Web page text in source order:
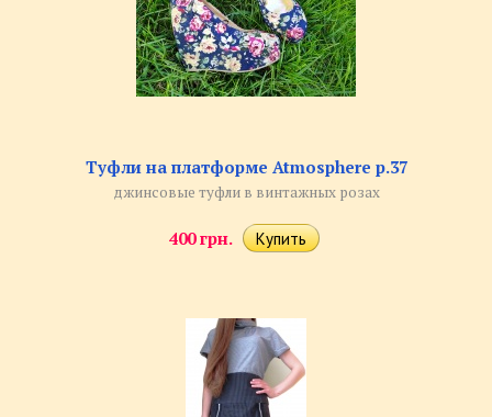
Туфли на платформе Atmosphere р.37
джинсовые туфли в винтажных розах
400 грн.